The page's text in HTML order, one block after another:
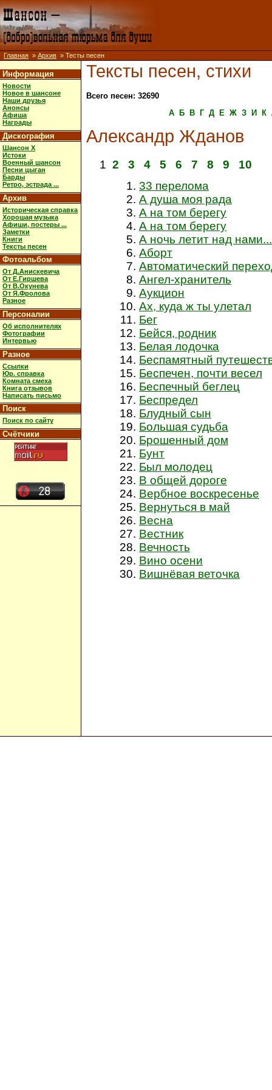
Главная » Архив » Тесты песен
Информация
Новости
Новое в шансоне
Наши друзья
Анонсы
Афиша
Награды
Дискография
Шансон X
Истоки
Военный шансон
Песни цыган
Барды
Ретро, эстрада ...
Архив
Историческая справка
Хорошая музыка
Афиши, постеры ...
Заметки
Книги
Тексты песен
Фотоальбом
От Д.Анискевича
От Е.Гиршева
От В.Окунева
От Я.Фролова
Разное
Персоналии
Об исполнителях
Фотографии
Интервью
Разное
Ссылки
Юр. справка
Комната смеха
Книга отзывов
Написать письмо
Поиск
Поиск по сайту
Счётчики
Тексты песен, стихи
Всего песен: 32690
А
Б В Г Д Е Ж З И К
Александр Жданов
1 2 3 4 5 6 7 8 9
10
33 перелома
А душа моя рада
А на том берегу
А на том берегу
А ночь летит над нами...
Аборт
Автоматический
Ангел-хранитель
Аукцион
Ах, куда ж ты улетал
Бег
Бейся, родник
Белая лодочка
Беспамятный
Беспечен, почти весел
Беспечный беглец
Беспредел
Блудный сын
Большая судьба
Брошенный дом
Бунт
Был молодец
В общей дороге
Вербное воскресенье
Вернуться в май
Весна
Вестник
Вечность
Вино осени
Вишнёвая веточка